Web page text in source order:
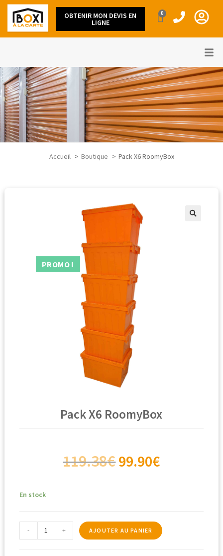
OBTENIR MON DEVIS EN
LIGNE
0
Accueil Boutique Pack X6 RoomyBox
PROMO !
Pack X6 RoomyBox
119.38€99.90€
En stock
- + AJOUTER AU PANIER